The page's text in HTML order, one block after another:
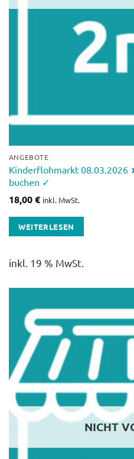
ANGEBOTE
Kinderflohmarkt 08.03.2026
buchen ✓
18,00€ inkl. MwSt.
WEITERLESEN
inkl. 19 % MwSt.
NICHT